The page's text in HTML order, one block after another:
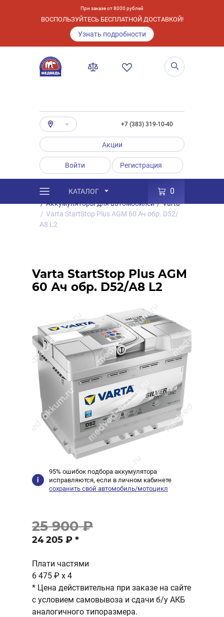
При заказе от 8000 рублей
ВОСПОЛЬЗУЙТЕСЬ БЕСПЛАТНОЙ ДОСТАВКОЙ!
Узнать подробности
+7 (383) 319-10-40
Акции
Войти Регистрация
КАТАЛОГ 0
Каталог / Товары
Аккумуляторы
/ Аккумуляторы для автомобилей / Varta
/ Varta StartStop Plus AGM 60 Ач обр. D52/
А8 L2
Varta StartStop Plus AGM
60 Ач обр. D52/А8 L2
95% ошибок подбора аккумулятора
исправляются, если в личном кабинете
сохранить свой автомобиль/мотоцикл
25 900 ₽
24 205 ₽ *
Плати частями
6 475 ₽ x 4
* Цена действительна при заказе на сайте
с условием самовывоза и сдачи б/у АКБ
аналогичного типоразмера.